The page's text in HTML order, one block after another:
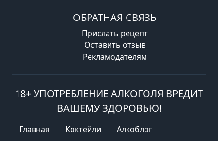
ОБРАТНАЯ СВЯЗЬ
Прислать рецепт
Оставить отзыв
Рекламодателям
18+ УПОТРЕБЛЕНИЕ АЛКОГОЛЯ ВРЕДИТ
ВАШЕМУ ЗДОРОВЬЮ!
Главная Коктейли Алкоблог